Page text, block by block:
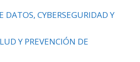
DATOS, CYBERSEGURIDAD Y
Y PREVENCIÓN DE